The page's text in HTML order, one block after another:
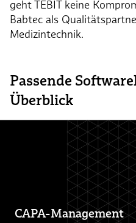
geht TEBIT keine
Babtec als
Medizintechnik.
Passende
Überblick
CAPA-Management